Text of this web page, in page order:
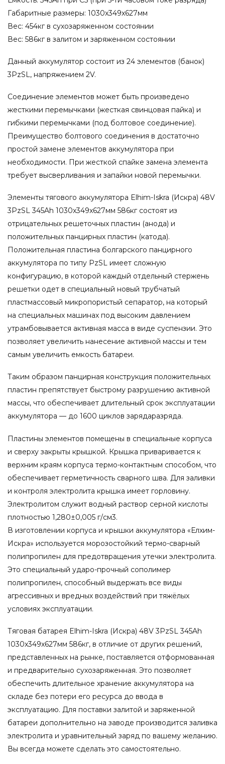
Габаритные размеры: 1030x349x627мм
Вес: 454кг в сухозаряженном состоянии
Вес: 586кг в залитом и заряженном состоянии
Данный аккумулятор состоит из 24 элементов (банок)
3PzSL, напряжением 2V.
Соединение элементов может быть произведено
жесткими перемычками (жесткая свинцовая пайка) и
гибкими перемычками (под болтовое соединение).
Преимущество болтового соединения в достаточно
простой замене элементов аккумулятора при
необходимости. При жесткой спайке замена элемента
требует высверливания и запайки новой перемычки.
Элементы тягового аккумулятора Elhim-Iskra (Искра) 48V
3PzSL 345Ah 1030x349x627мм 586кг состоят из
отрицательных решеточных пластин (анода) и
положительных панцирных пластин (катода).
Положительная пластина болгарского панцирного
аккумулятора по типу PzSL имеет сложную
конфигурацию, в которой каждый отдельный стержень
решетки одет в специальный новый трубчатый
пластмассовый микропористый сепаратор, на который
на специальных машинах под высоким давлением
утрамбовывается активная масса в виде суспензии. Это
позволяет увеличить нанесение активной массы и тем
самым увеличить емкость батареи.
Таким образом панцирная конструкция положительных
пластин препятствует быстрому разрушению активной
массы, что обеспечивает длительный срок эксплуатации
аккумулятора — до 1600 циклов зарядаразряда.
Пластины элементов помещены в специальные корпуса
и сверху закрыты крышкой. Крышка приваривается к
верхним краям корпуса термо-контактным способом, что
обеспечивает герметичность сварного шва. Для заливки
и контроля электролита крышка имеет горловину.
Электролитом служит водный раствор серной кислоты
плотностью 1,280±0,005 г/см3.
В изготовлении корпуса и крышки аккумулятора «Елхим-
Искра» используется морозостойкий термо-сварный
полипропилен для предотвращения утечки электролита.
Это специальный ударо-прочный сополимер
полипропилен, способный выдержать все виды
агрессивных и вредных воздействий при тяжёлых
условиях эксплуатации.
Тяговая батарея Elhim-Iskra (Искра) 48V 3PzSL 345Ah
1030x349x627мм 586кг, в отличие от других решений,
представленных на рынке, поставляется отформованная
и предварительно сухозаряженная. Это позволяет
обеспечить длительное хранение аккумулятора на
складе без потери его ресурса до ввода в
эксплуатацию. Для поставки залитой и заряженной
батареи дополнительно на заводе производится заливка
электролита и уравнительный заряд по вашему желанию.
Вы всегда можете сделать это самостоятельно.